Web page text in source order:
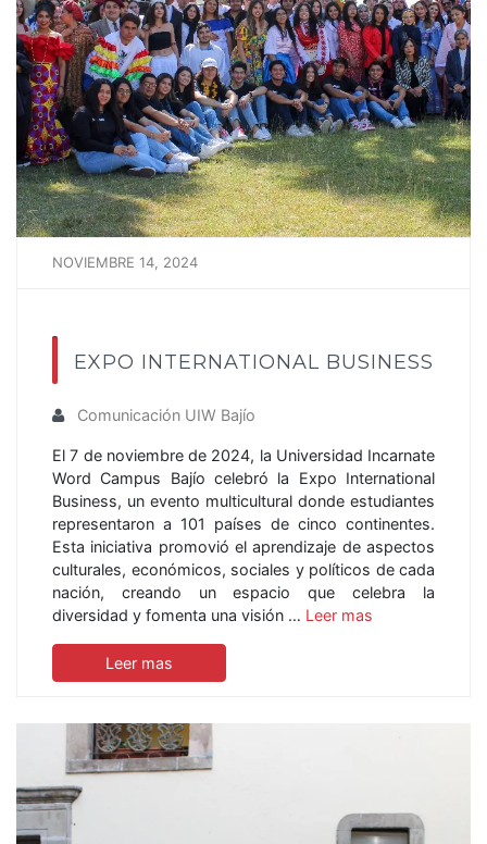
NOVIEMBRE 14, 2024
EXPO INTERNATIONAL BUSINESS
Comunicación UIW Bajío
El 7 de noviembre de 2024, la Universidad Incarnate
Word Campus Bajío celebró la Expo International
Business, un evento multicultural donde estudiantes
representaron a 101 países de cinco continentes.
Esta iniciativa promovió el aprendizaje de aspectos
culturales, económicos, sociales y políticos de cada
nación, creando un espacio que celebra la
diversidad y fomenta una visión … Leer mas
Leer mas